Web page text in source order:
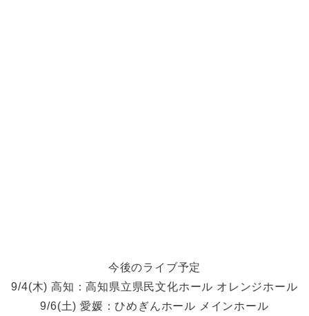
今後のライブ予定
9/4(木) 高知：高知県立県民文化ホール オレンジホール
9/6(土) 愛媛：ひめぎんホール メインホール